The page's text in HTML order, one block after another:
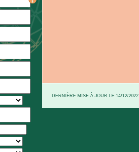
DERNIÈRE MISE À JOUR LE 14/12/2022